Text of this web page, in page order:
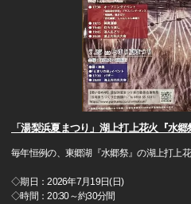
「湯梨浜夏まつり」湖上打上花火『水郷
毎年恒例の、東郷湖『水郷祭』の湖上打上
◇期日：2026年7月19日(日)
◇時間：20:30～約30分間